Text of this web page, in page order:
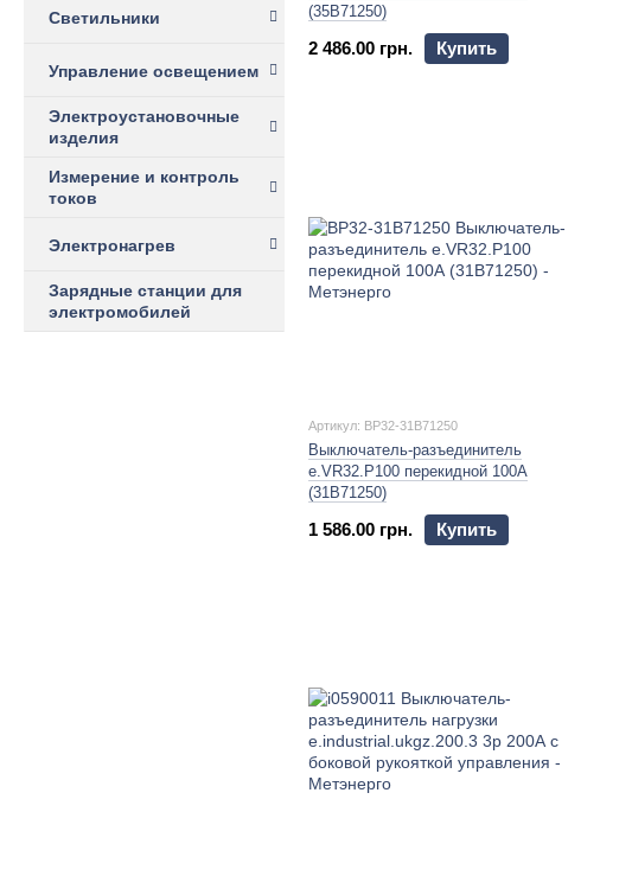
(35В71250)
2 486.00 грн. Купить
Артикул: BP32-31B71250
Выключатель-разъединитель
e.VR32.P100 перекидной 100А
(31В71250)
1 586.00 грн. Купить
Светильники
Управление освещением
Электроустановочные
изделия
Измерение и контроль
токов
Электронагрев
Зарядные станции для
электромобилей